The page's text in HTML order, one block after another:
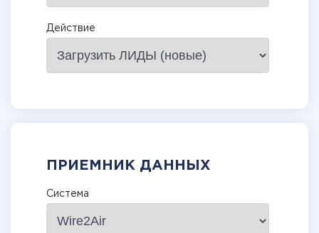
Действие
ПРИЕМНИК ДАННЫХ
Система